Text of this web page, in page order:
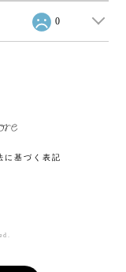
0
に基づく表記